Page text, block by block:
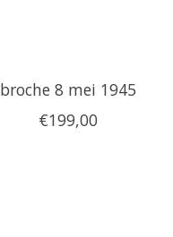
broche 8 mei 1945
€199,00